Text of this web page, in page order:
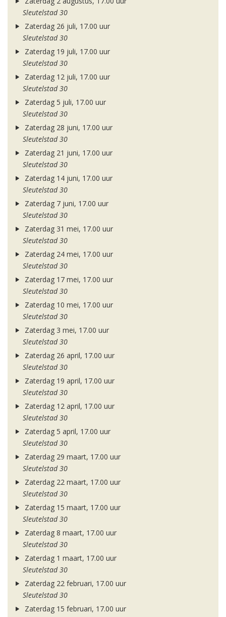
Sleutelstad 30
Zaterdag 26 juli, 17.00 uur
Sleutelstad 30
Zaterdag 19 juli, 17.00 uur
Sleutelstad 30
Zaterdag 12 juli, 17.00 uur
Sleutelstad 30
Zaterdag 5 juli, 17.00 uur
Sleutelstad 30
Zaterdag 28 juni, 17.00 uur
Sleutelstad 30
Zaterdag 21 juni, 17.00 uur
Sleutelstad 30
Zaterdag 14 juni, 17.00 uur
Sleutelstad 30
Zaterdag 7 juni, 17.00 uur
Sleutelstad 30
Zaterdag 31 mei, 17.00 uur
Sleutelstad 30
Zaterdag 24 mei, 17.00 uur
Sleutelstad 30
Zaterdag 17 mei, 17.00 uur
Sleutelstad 30
Zaterdag 10 mei, 17.00 uur
Sleutelstad 30
Zaterdag 3 mei, 17.00 uur
Sleutelstad 30
Zaterdag 26 april, 17.00 uur
Sleutelstad 30
Zaterdag 19 april, 17.00 uur
Sleutelstad 30
Zaterdag 12 april, 17.00 uur
Sleutelstad 30
Zaterdag 5 april, 17.00 uur
Sleutelstad 30
Zaterdag 29 maart, 17.00 uur
Sleutelstad 30
Zaterdag 22 maart, 17.00 uur
Sleutelstad 30
Zaterdag 15 maart, 17.00 uur
Sleutelstad 30
Zaterdag 8 maart, 17.00 uur
Sleutelstad 30
Zaterdag 1 maart, 17.00 uur
Sleutelstad 30
Zaterdag 22 februari, 17.00 uur
Sleutelstad 30
Zaterdag 15 februari, 17.00 uur